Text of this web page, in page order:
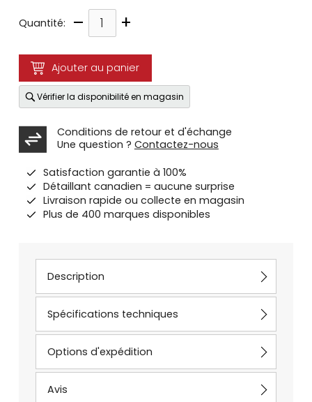
Quantité: – +
Ajouter au panier
Vérifier la disponibilité en magasin
Conditions de retour et d'échange
Une question ? Contactez-nous
Satisfaction garantie à 100%
Détaillant canadien = aucune surprise
Livraison rapide ou collecte en magasin
Plus de 400 marques disponibles
Description
Spécifications techniques
Options d'expédition
Avis